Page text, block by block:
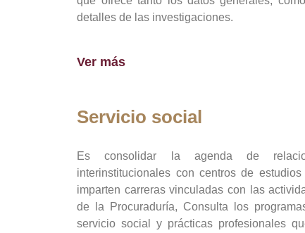
detalles de las investigaciones.
Ver más
Servicio social
Es consolidar la agenda de
interinstitucionales con centros de estudios
imparten carreras vinculadas con las
de la Procuraduría, Consulta los
servicio social y prácticas profesionales